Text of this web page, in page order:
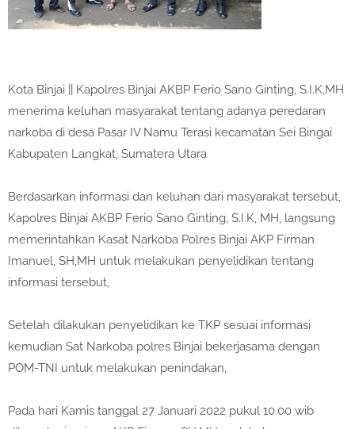
Kota Binjai || Kapolres Binjai AKBP Ferio Sano Ginting, S.I.K,MH
menerima keluhan masyarakat tentang adanya peredaran
narkoba di desa Pasar IV Namu Terasi kecamatan Sei Bingai
Kabupaten Langkat, Sumatera Utara
Berdasarkan informasi dan keluhan dari masyarakat tersebut,
Kapolres Binjai AKBP Ferio Sano Ginting, S.I.K, MH, langsung
memerintahkan Kasat Narkoba Polres Binjai AKP Firman
Imanuel, SH,MH untuk melakukan penyelidikan tentang
informasi tersebut,
Setelah dilakukan penyelidikan ke TKP sesuai informasi
kemudian Sat Narkoba polres Binjai bekerjasama dengan
POM-TNI untuk melakukan penindakan,
Pada hari Kamis tanggal 27 Januari 2022 pukul 10.00 wib